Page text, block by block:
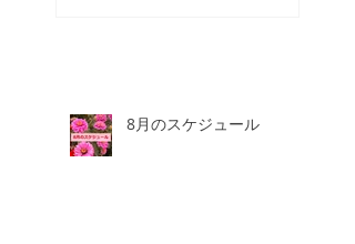
8月のスケジュール